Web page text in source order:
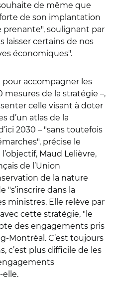
de même que
de son implantation
prenante", soulignant par
laisser certains de nos
économiques".
pour accompagner les
mesures de la stratégie –,
celle visant à doter
d’un atlas de la
2030 – "sans toutefois
précise le
Maud Lelièvre,
de l’Union
de la nature
"s’inscrire dans la
ministres. Elle relève par
cette stratégie, "le
des engagements pris
Montréal. C’est toujours
c’est plus difficile de les
elle.